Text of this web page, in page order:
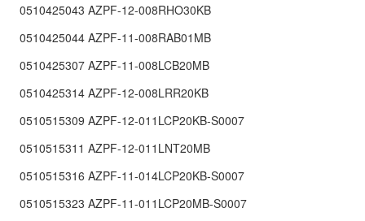
0510425043 AZPF-12-008RHO30KB
0510425044 AZPF-11-008RAB01MB
0510425307 AZPF-11-008LCB20MB
0510425314 AZPF-12-008LRR20KB
0510515309 AZPF-12-011LCP20KB-S0007
0510515311 AZPF-12-011LNT20MB
0510515316 AZPF-11-014LCP20KB-S0007
0510515323 AZPF-11-011LCP20MB-S0007